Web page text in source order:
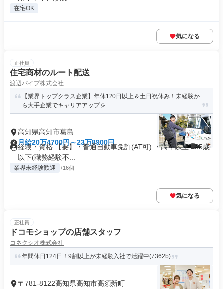
在宅OK
気になる
正社員
住宅商材のルート配送
渡辺パイプ株式会社
【業界トップクラス企業】年休120日以上＆土日祝休み！未経験か
ら大手企業でキャリアアップを...
高知県高知市葛島
月給20万4700円～23万8900円
経験・資格 【要】・普通自動車免許(AT可) ・高卒以上 ■35歳
以下(職務経験不...
業界未経験歓迎 +16個
気になる
正社員
ドコモショップの店舗スタッフ
コネクシオ株式会社
年間休日124日！9割以上が未経験入社で活躍中(7362b)
〒781-8122高知県高知市高須新町